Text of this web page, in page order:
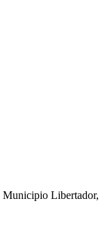
Municipio Libertador,